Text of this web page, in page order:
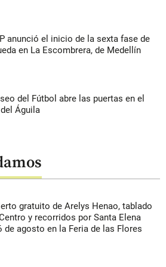
anunció el inicio de la sexta fase de
en La Escombrera, de Medellín
del Fútbol abre las puertas en el
Águila
gratuito de Arelys Henao, tablado
y recorridos por Santa Elena
de agosto en la Feria de las Flores